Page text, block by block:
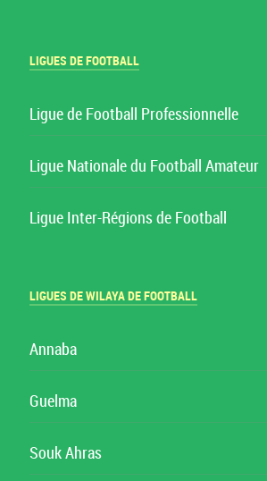
LIGUES DE FOOTBALL
Ligue de Football Professionnelle
Ligue Nationale du Football Amateur
Ligue Inter-Régions de Football
LIGUES DE WILAYA DE FOOTBALL
Annaba
Guelma
Souk Ahras